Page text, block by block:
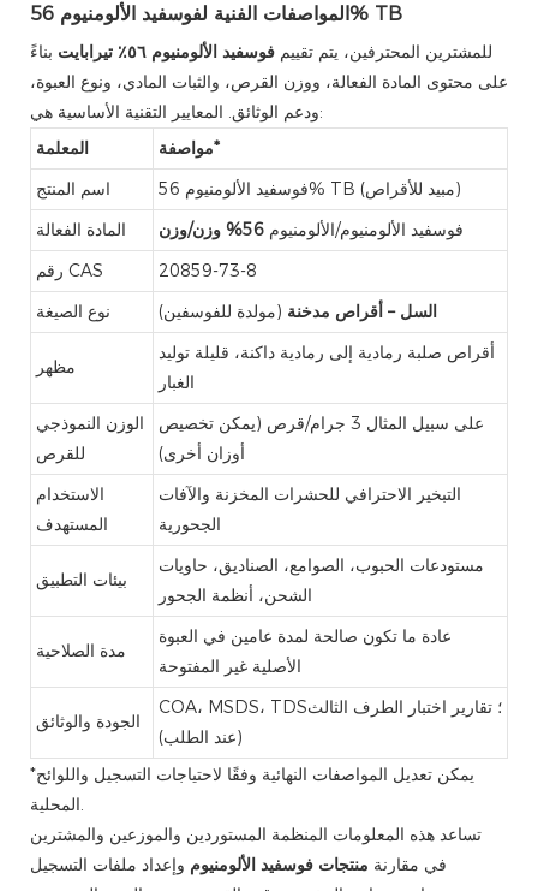
المواصفات الفنية لفوسفيد الألومنيوم 56% TB
للمشترين المحترفين، يتم تقييم فوسفيد الألومنيوم ٥٦٪ تيرابايت
بناءً
على محتوى المادة الفعالة، ووزن القرص، والثبات المادي، ونوع العبوة،
ودعم الوثائق. المعايير التقنية الأساسية هي:
المعلمة
مواصفة*
اسم المنتج
فوسفيد الألومنيوم 56% TB (مبيد للأقراص)
المادة الفعالة
فوسفيد الألومنيوم/الألومنيوم 56% وزن/وزن
رقم CAS
20859-73-8
نوع الصيغة
السل – أقراص مدخنة (مولدة للفوسفين)
مظهر
أقراص صلبة رمادية إلى رمادية داكنة، قليلة توليد
الغبار
الوزن النموذجي
للقرص
على سبيل المثال 3 جرام/قرص (يمكن تخصيص
أوزان أخرى)
الاستخدام
المستهدف
التبخير الاحترافي للحشرات المخزنة والآفات
الجحورية
بيئات التطبيق
مستودعات الحبوب، الصوامع، الصناديق، حاويات
الشحن، أنظمة الجحور
مدة الصلاحية
عادة ما تكون صالحة لمدة عامين في العبوة
الأصلية غير المفتوحة
الجودة والوثائق
COA، MSDS، TDS؛ تقارير اختبار الطرف الثالث
(عند الطلب)
*يمكن تعديل المواصفات النهائية وفقًا لاحتياجات التسجيل واللوائح
المحلية.
تساعد هذه المعلومات المنظمة المستوردين والموزعين والمشترين
في مقارنة منتجات فوسفيد الألومنيوم وإعداد ملفات التسجيل